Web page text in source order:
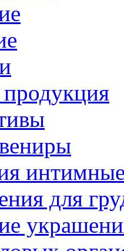
продукция
для